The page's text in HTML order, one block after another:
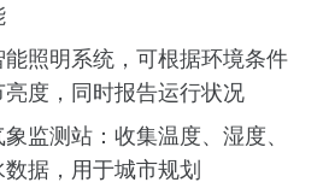
能照明系统，可根据环境条件
度，同时报告运行状况
象监测站：收集温度、湿度、
据，用于城市规划